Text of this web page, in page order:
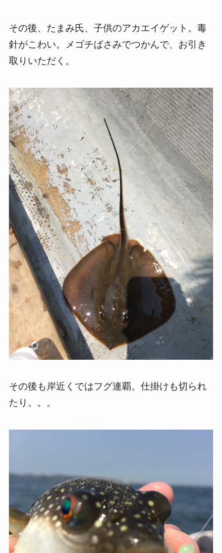
その後、たまみ氏、子供のアカエイゲット。毒
針がこわい。メゴチばさみでつかんで、お引き
取りいただく。
その後も岸近くではフグ連覇。仕掛けも切られ
たり。。。